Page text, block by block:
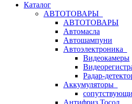
Каталог
АВТОТОВАРЫ
АВТОТОВАРЫ
Автомасла
Автошампуни
Автоэлектроника
Видеокамеры
Радар-
Аккумуляторы
Антифриз,Тосол